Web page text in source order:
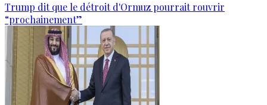
Trump dit que le détroit d'Ormuz pourrait rouvrir
“prochainement”